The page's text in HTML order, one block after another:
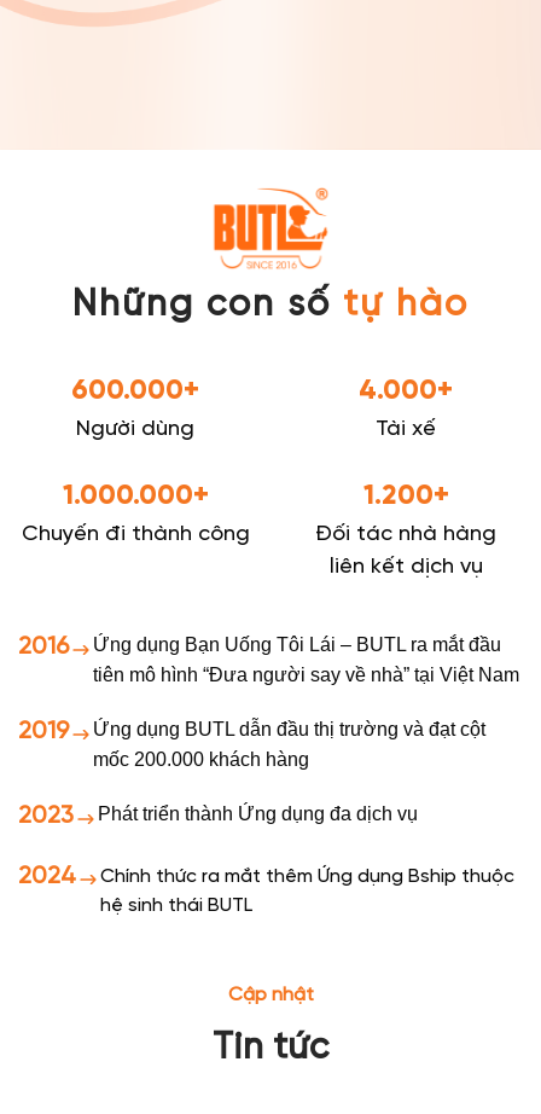
Quá tuyệt!”
Những con số tự hào
600.000+
Người dùng
1.000.000+
Chuyến đi thành công
4.000+
Tài xế
1.200+
Đối tác nhà hàng
liên kết dịch vụ
2016
Ứng dụng Bạn Uống Tôi Lái – BUTL ra mắt đầu
tiên mô hình “Đưa người say về nhà” tại Việt Nam
2019
Ứng dụng BUTL dẫn đầu thị trường và đạt cột
mốc 200.000 khách hàng
2023 Phát triển thành Ứng dụng đa dịch vụ
2024
Chính thức ra mắt thêm Ứng dụng Bship thuộc
hệ sinh thái BUTL
Cập nhật
Tin tức